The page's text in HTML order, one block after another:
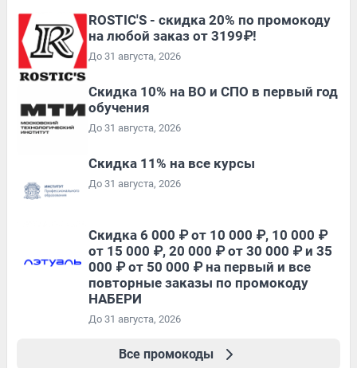
ROSTIC'S - скидка 20% по промокоду
на любой заказ от 3199₽!
До 31 августа, 2026
Скидка 10% на ВО и СПО в первый год
обучения
До 31 августа, 2026
Скидка 11% на все курсы
До 31 августа, 2026
Скидка 6 000 ₽ от 10 000 ₽, 10 000 ₽
от 15 000 ₽, 20 000 ₽ от 30 000 ₽ и 35
000 ₽ от 50 000 ₽ на первый и все
повторные заказы по промокоду
НАБЕРИ
До 31 августа, 2026
Все промокоды